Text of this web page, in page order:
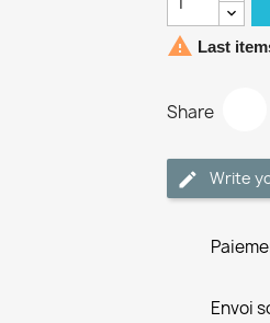
 Last
Share
Write
Envoi